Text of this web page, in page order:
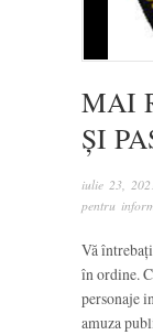
MAI
ȘI
iulie 23,
pentru
Vă
în ordine.
personaje
amuza